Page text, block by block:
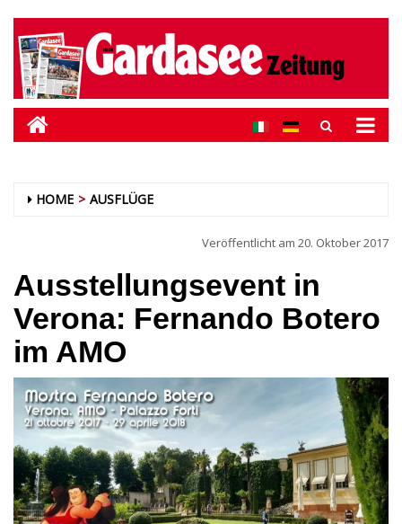
HOME AUSFLÜGE
Veröffentlicht am 20. Oktober 2017
Ausstellungsevent in
Verona: Fernando Botero
im AMO